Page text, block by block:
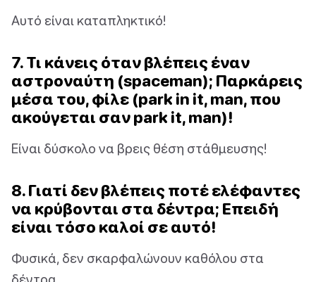
Αυτό είναι καταπληκτικό!
7. Τι κάνεις όταν βλέπεις έναν
αστροναύτη (spaceman); Παρκάρεις
μέσα του, φίλε (park in it, man, που
ακούγεται σαν park it, man)!
Είναι δύσκολο να βρεις θέση στάθμευσης!
8. Γιατί δεν βλέπεις ποτέ ελέφαντες
να κρύβονται στα δέντρα; Επειδή
είναι τόσο καλοί σε αυτό!
Φυσικά, δεν σκαρφαλώνουν καθόλου στα